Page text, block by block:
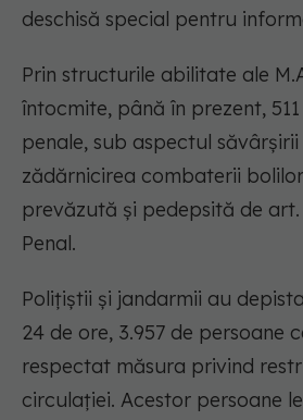
deschisă special pentru
Prin structurile abilitate ale
întocmite, până în prezent,
penale, sub aspectul
zădărnicirea combaterii bolilor
prevăzută şi pedepsită de art.
Penal.
Polițiștii și jandarmii au
24 de ore, 3.957 de persoane
respectat măsura privind
circulaţiei. Acestor persoane